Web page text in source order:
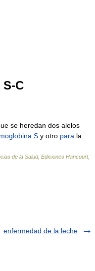
C
se heredan dos alelos
S y otro para la
de la Salud, Ediciones Hancourt,
enfermedad de la leche